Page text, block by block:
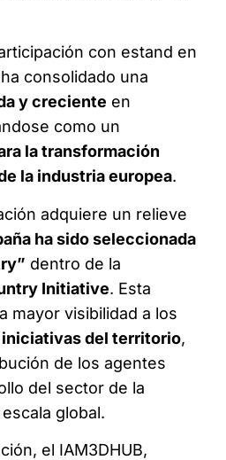
con estand en
consolidado una
y creciente en
como un
la transformación
la industria europea.
adquiere un relieve
ha sido seleccionada
dentro de la
Initiative. Esta
mayor visibilidad a los
del territorio,
de los agentes
del sector de la
global.
el IAM3DHUB,